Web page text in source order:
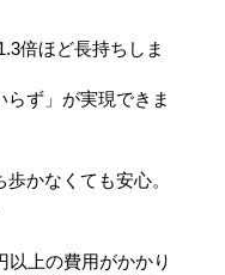
倍ほど長持ちしま
らず」が実現できま
かなくても安心。
以上の費用がかかり